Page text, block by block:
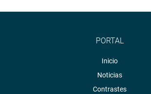
PORTAL
Inicio
Noticias
Contrastes